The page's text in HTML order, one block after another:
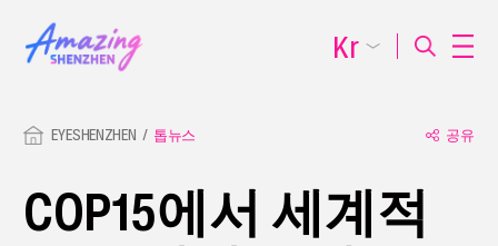
EYESHENZHEN 톱뉴스 공유
COP15에서 세계적
Kr